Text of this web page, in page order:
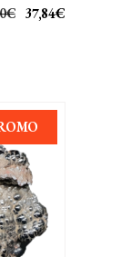
€ LE
43,00€.
37,84€LE